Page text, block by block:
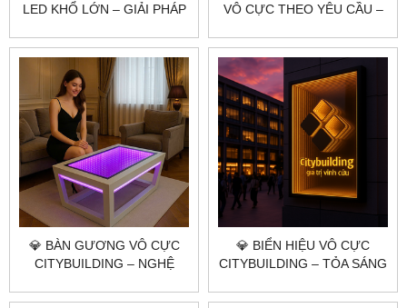
LED KHỔ LỚN – GIẢI PHÁP
ẤN TƯỢNG CITYBUILDING
VÔ CỰC THEO YÊU CẦU –
💎 BÀN GƯƠNG VÔ CỰC
CITYBUILDING – NGHỆ
KHÔNG GIAN HIỆN ĐẠI
💎 BIỂN HIỆU VÔ CỰC
CITYBUILDING – TỎA SÁNG
TRỤ ÁNH SÁNG